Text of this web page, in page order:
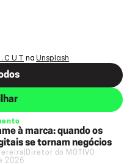
C U T na Unsplash
à marca: quando os
se tornam negócios
Diretor do MOTIVO
2026